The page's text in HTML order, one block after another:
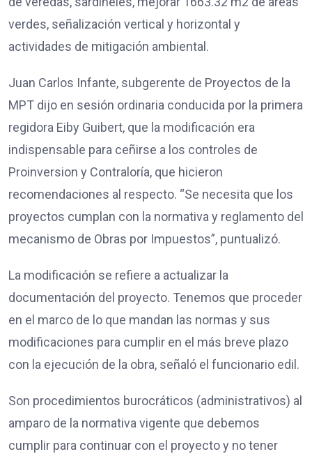
verdes, señalización vertical y horizontal y
actividades de mitigación ambiental.
Juan Carlos Infante, subgerente de Proyectos de la
MPT dijo en sesión ordinaria conducida por la primera
regidora Eiby Guibert, que la modificación era
indispensable para ceñirse a los controles de
Proinversion y Contraloría, que hicieron
recomendaciones al respecto. “Se necesita que los
proyectos cumplan con la normativa y reglamento del
mecanismo de Obras por Impuestos”, puntualizó.
La modificación se refiere a actualizar la
documentación del proyecto. Tenemos que proceder
en el marco de lo que mandan las normas y sus
modificaciones para cumplir en el más breve plazo
con la ejecución de la obra, señaló el funcionario edil.
Son procedimientos burocráticos (administrativos) al
amparo de la normativa vigente que debemos
cumplir para continuar con el proyecto y no tener